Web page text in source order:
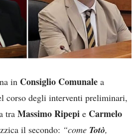
in Consiglio Comunale a
corso degli interventi preliminari,
tra Massimo Ripepi e Carmelo
il secondo: “come Totò,